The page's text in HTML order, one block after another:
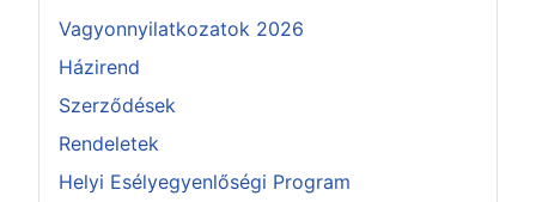
Vagyonnyilatkozatok 2026
Házirend
Szerződések
Rendeletek
Helyi Esélyegyenlőségi Program